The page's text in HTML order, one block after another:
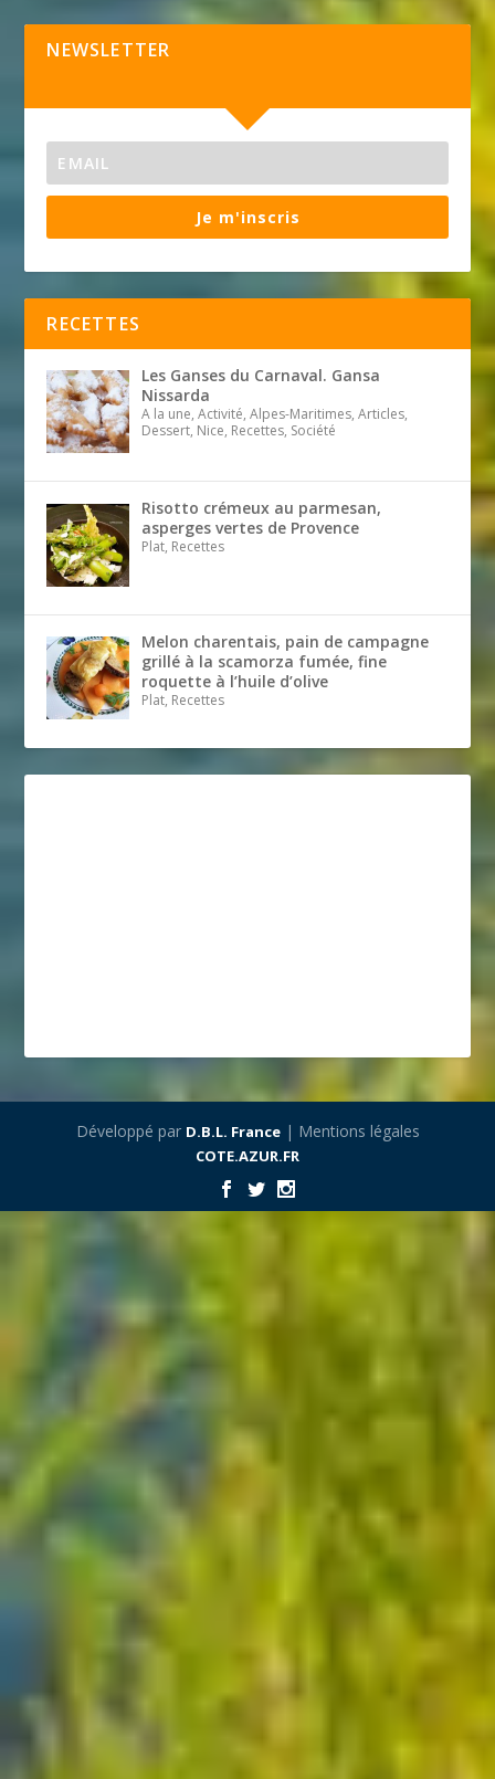
NEWSLETTER
Je m'inscris
RECETTES
Les Ganses du Carnaval. Gansa
Nissarda
A la une, Activité, Alpes-Maritimes, Articles,
Dessert, Nice, Recettes, Société
Risotto crémeux au parmesan,
asperges vertes de Provence
Plat, Recettes
Melon charentais, pain de campagne
grillé à la scamorza fumée, fine
roquette à l’huile d’olive
Plat, Recettes
Développé par D.B.L. France| Mentions légales
COTE.AZUR.FR